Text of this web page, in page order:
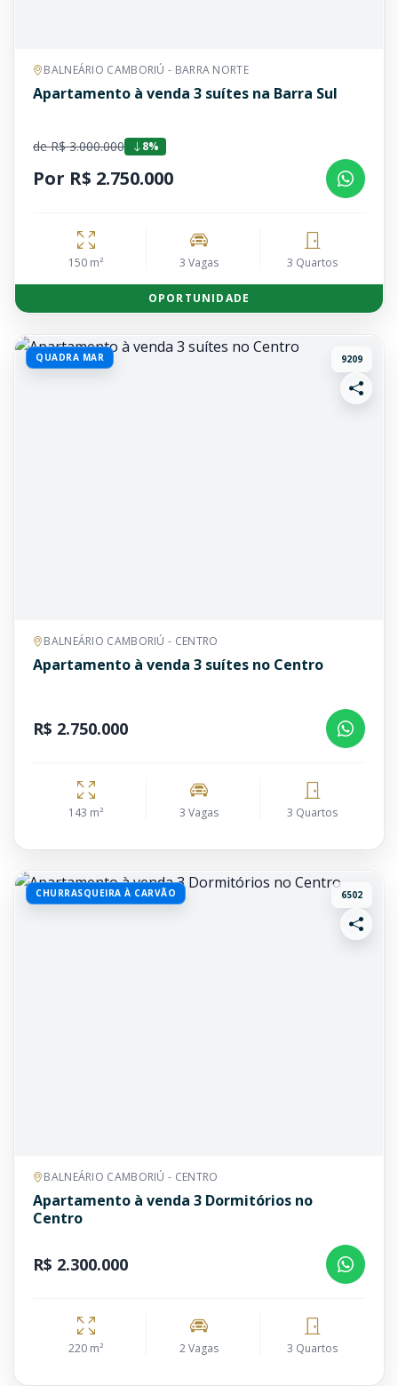
BALNEÁRIO CAMBORIÚ - BARRA NORTE
Apartamento à venda 3 suítes na Barra Sul
de R$ 3.000.000 8%
Por R$ 2.750.000
150 m² 3 Vagas 3 Quartos
OPORTUNIDADE
QUADRA MAR 9209
BALNEÁRIO CAMBORIÚ - CENTRO
Apartamento à venda 3 suítes no Centro
R$ 2.750.000
143 m² 3 Vagas 3 Quartos
CHURRASQUEIRA À CARVÃO 6502
BALNEÁRIO CAMBORIÚ - CENTRO
Apartamento à venda 3 Dormitórios no
Centro
R$ 2.300.000
220 m² 2 Vagas 3 Quartos